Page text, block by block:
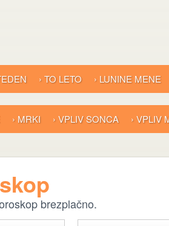
› TO LETO › LUNINE MENE
› MRKI › VPLIV SONCA › VPLIV
brezplačno.